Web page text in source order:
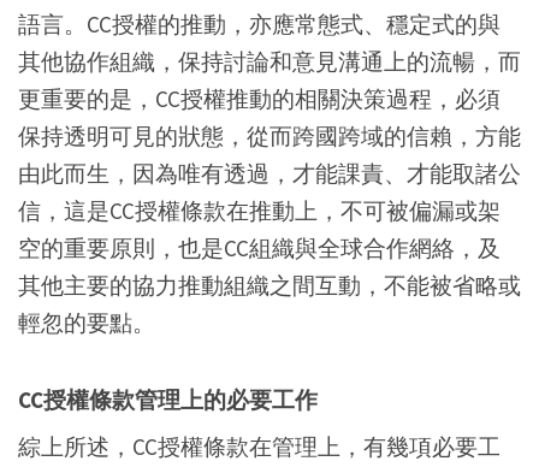
語言。CC授權的推動，亦應常態式、穩定式的與
其他協作組織，保持討論和意見溝通上的流暢，而
更重要的是，CC授權推動的相關決策過程，必須
保持透明可見的狀態，從而跨國跨域的信賴，方能
由此而生，因為唯有透過，才能課責、才能取諸公
信，這是CC授權條款在推動上，不可被偏漏或架
空的重要原則，也是CC組織與全球合作網絡，及
其他主要的協力推動組織之間互動，不能被省略或
輕忽的要點。
CC授權條款管理上的必要工作
綜上所述，CC授權條款在管理上，有幾項必要工